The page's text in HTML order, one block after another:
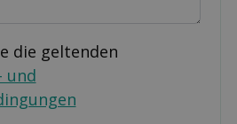
die geltenden
und